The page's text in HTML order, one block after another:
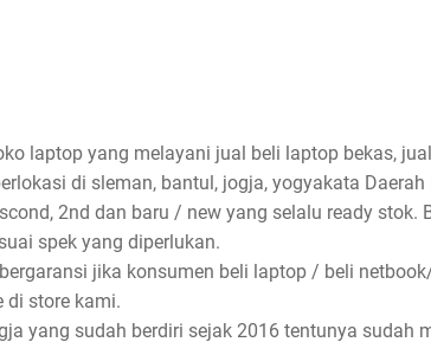
laptop yang melayani jual beli laptop bekas,
di sleman, bantul, jogja, yogyakata
2nd dan baru / new yang selalu ready
spek yang diperlukan.
jika konsumen beli laptop / beli
store kami.
yang sudah berdiri sejak 2016 tentunya sudah